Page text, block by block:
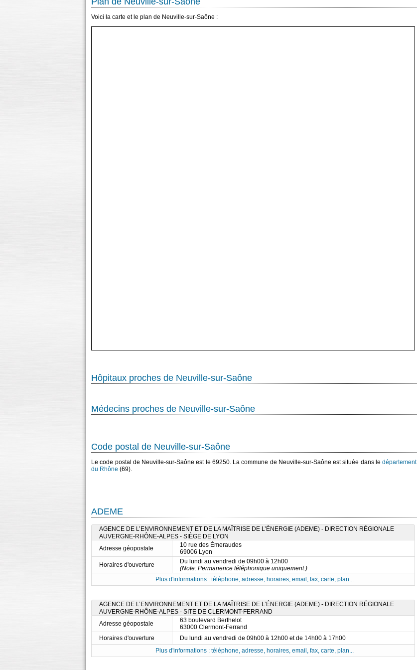
Voici la carte et le plan de Neuville-sur-Saône :
Hôpitaux proches de Neuville-sur-Saône
Médecins proches de Neuville-sur-Saône
Code postal de Neuville-sur-Saône
Le code postal de Neuville-sur-Saône est le 69250. La commune de Neuville-sur-Saône est située dans le département
du Rhône (69).
ADEME
AGENCE DE L’ENVIRONNEMENT ET DE LA MAÎTRISE DE L’ÉNERGIE (ADEME) - DIRECTION RÉGIONALE
AUVERGNE-RHÔNE-ALPES - SIÈGE DE LYON
Adresse géopostale
10 rue des Émeraudes
69006 Lyon
Horaires d'ouverture
Du lundi au vendredi de 09h00 à 12h00
(Note: Permanence téléphonique uniquement.)
Plus d'informations : téléphone, adresse, horaires, email, fax, carte, plan...
AGENCE DE L’ENVIRONNEMENT ET DE LA MAÎTRISE DE L’ÉNERGIE (ADEME) - DIRECTION RÉGIONALE
AUVERGNE-RHÔNE-ALPES - SITE DE CLERMONT-FERRAND
Adresse géopostale
63 boulevard Berthelot
63000 Clermont-Ferrand
Horaires d'ouverture
Du lundi au vendredi de 09h00 à 12h00 et de 14h00 à 17h00
Plus d'informations : téléphone, adresse, horaires, email, fax, carte, plan...